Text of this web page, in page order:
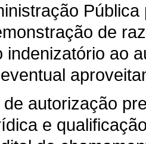
de
indenizatório ao
de autorização
e